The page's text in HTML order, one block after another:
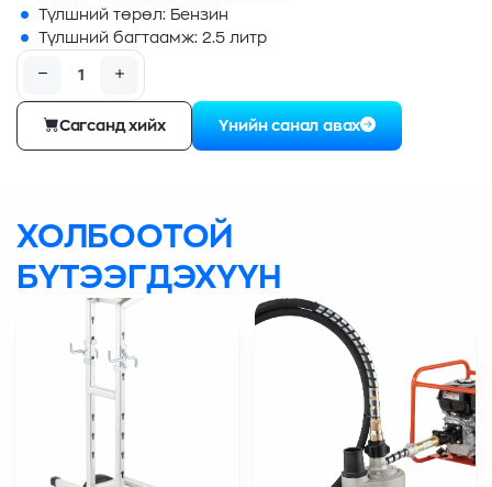
Түлшний төрөл: Бензин
Түлшний багтаамж: 2.5 литр
Сагсанд хийх Үнийн санал авах
ХОЛБООТОЙ
БҮТЭЭГДЭХҮҮН